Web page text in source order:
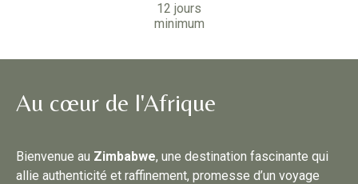
12 jours
minimum
Au cœur de l'Afrique
Bienvenue au Zimbabwe, une destination fascinante qui
allie authenticité et raffinement, promesse d’un voyage